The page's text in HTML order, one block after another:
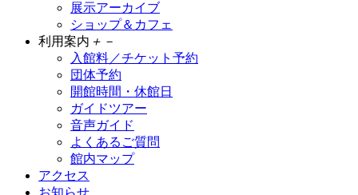
展示アーカイブ
ショップ＆カフェ
利用案内 ＋ －
入館料／チケット予約
団体予約
開館時間・休館日
ガイドツアー
音声ガイド
よくあるご質問
館内マップ
アクセス